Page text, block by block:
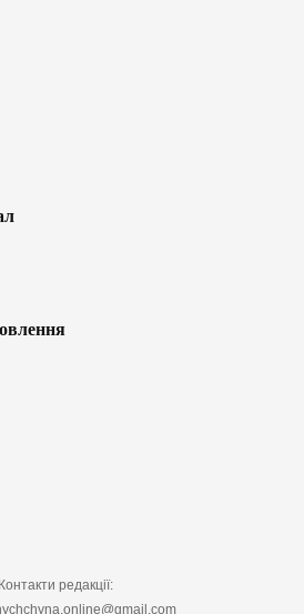
Контакти редакції: